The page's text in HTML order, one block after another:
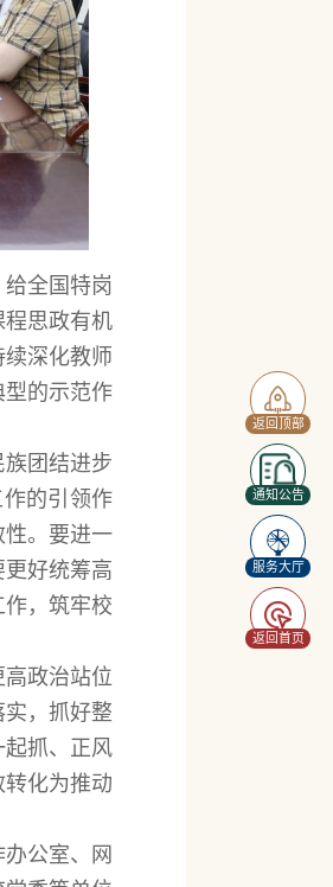
返回顶部
通知公告
服务大厅
返回首页
全国特岗
思政有机
深化教师
型的示范作
团结进步
的引领作
。要进一
好统筹高
，筑牢校
政治站位
，抓好整
抓、正风
化为推动
公室、网